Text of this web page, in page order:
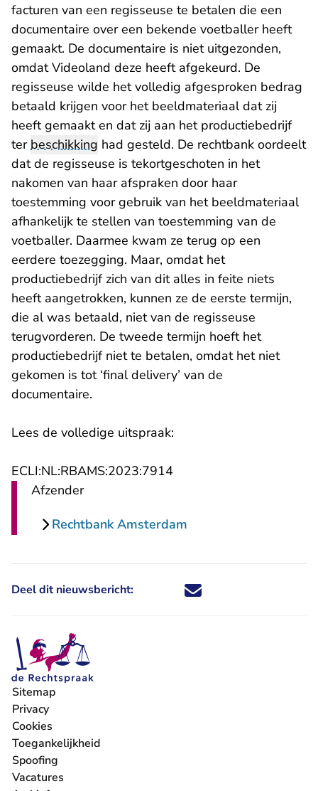
facturen van een regisseuse te betalen die een
documentaire over een bekende voetballer heeft
gemaakt. De documentaire is niet uitgezonden,
omdat Videoland deze heeft afgekeurd. De
regisseuse wilde het volledig afgesproken bedrag
betaald krijgen voor het beeldmateriaal dat zij
heeft gemaakt en dat zij aan het productiebedrijf
terbeschikking had gesteld. De rechtbank oordeelt
dat de regisseuse is tekortgeschoten in het
nakomen van haar afspraken door haar
toestemming voor gebruik van het beeldmateriaal
afhankelijk te stellen van toestemming van de
voetballer. Daarmee kwam ze terug op een
eerdere toezegging. Maar, omdat het
productiebedrijf zich van dit alles in feite niets
heeft aangetrokken, kunnen ze de eerste termijn,
die al was betaald, niet van de regisseuse
terugvorderen. De tweede termijn hoeft het
productiebedrijf niet te betalen, omdat het niet
gekomen is tot ‘final delivery’ van de
documentaire.
Lees de volledige uitspraak:
ECLI:NL:RBAMS:2023:7914- U verlaat
Afzender
Rechtbank Amsterdam
Deel dit nieuwsbericht: Deel dit nieuwsbericht via X -
Deel dit nieuwsbericht via
Deel dit nieuwsbericht
Deel dit
Sitemap
Privacy
Cookies
Toegankelijkheid
Spoofing
Vacatures
- U verlaat Rechtspraak.nl